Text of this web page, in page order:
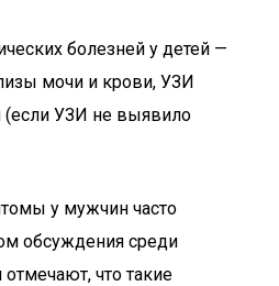
болезней у детей —
мочи и крови, УЗИ
(если УЗИ не выявило
у мужчин часто
обсуждения среди
что такие